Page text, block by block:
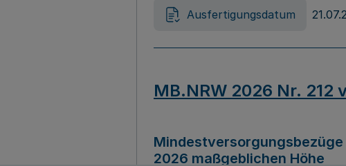
Ausfertigungsdatum
MB.NRW 2026 Nr. 212
2026 maßgeblichen Höhe